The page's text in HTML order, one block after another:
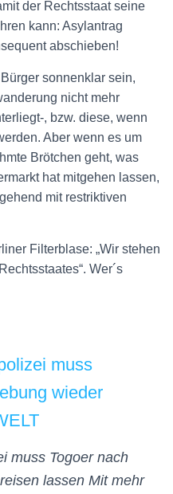
der Rechtsstaat seine
kann: Asylantrag
abschieben!
sonnenklar sein,
nicht mehr
, bzw. diese, wenn
Aber wenn es um
Brötchen geht, was
hat mitgehen lassen,
mit restriktiven
Filterblase: „Wir stehen
Wer´s
muss
wieder
muss Togoer nach
lassen Mit mehr